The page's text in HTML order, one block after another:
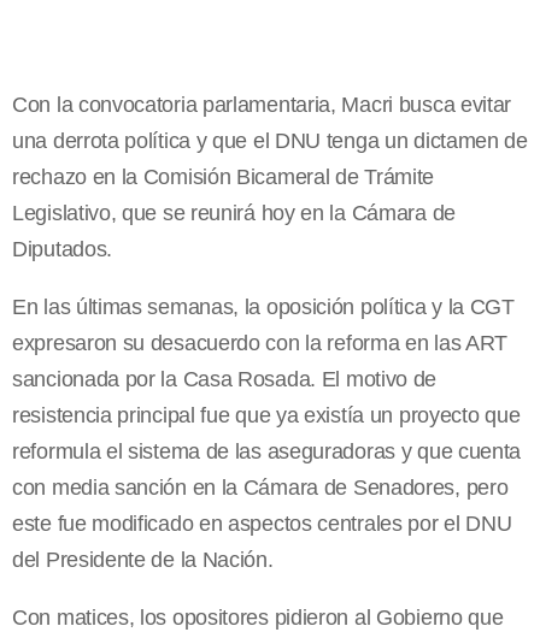
Con la convocatoria parlamentaria, Macri busca evitar
una derrota política y que el DNU tenga un dictamen de
rechazo en la Comisión Bicameral de Trámite
Legislativo, que se reunirá hoy en la Cámara de
Diputados.
En las últimas semanas, la oposición política y la CGT
expresaron su desacuerdo con la reforma en las ART
sancionada por la Casa Rosada. El motivo de
resistencia principal fue que ya existía un proyecto que
reformula el sistema de las aseguradoras y que cuenta
con media sanción en la Cámara de Senadores, pero
este fue modificado en aspectos centrales por el DNU
del Presidente de la Nación.
Con matices, los opositores pidieron al Gobierno que